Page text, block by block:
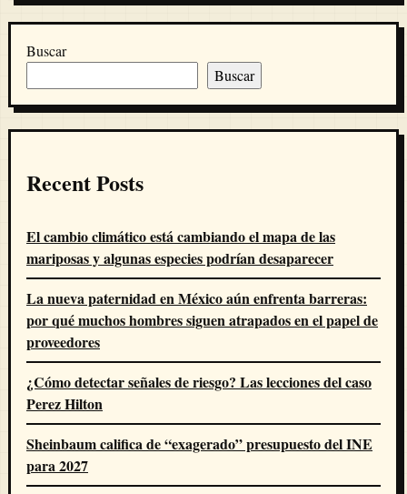
Buscar
Buscar
Recent Posts
El cambio climático está cambiando el mapa de las
mariposas y algunas especies podrían desaparecer
La nueva paternidad en México aún enfrenta barreras:
por qué muchos hombres siguen atrapados en el papel de
proveedores
¿Cómo detectar señales de riesgo? Las lecciones del caso
Perez Hilton
Sheinbaum califica de “exagerado” presupuesto del INE
para 2027